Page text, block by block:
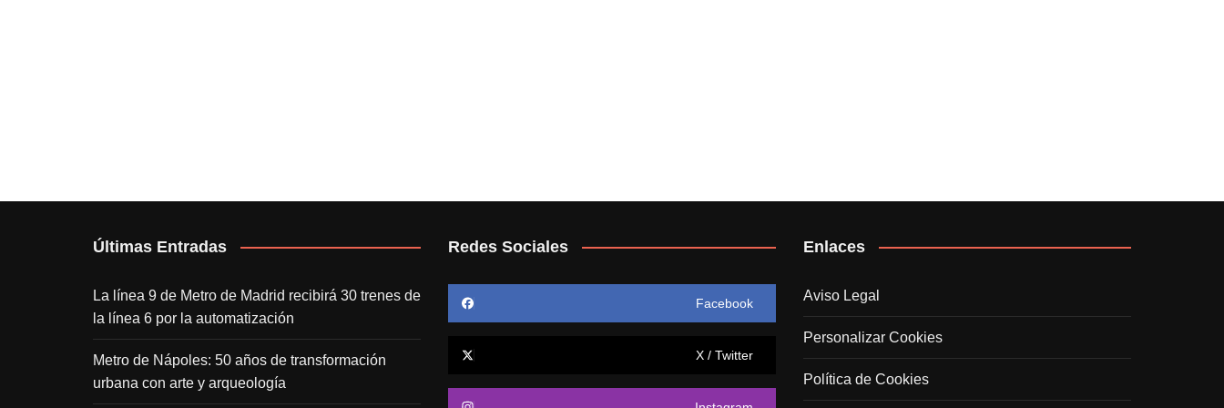
Últimas Entradas
La línea 9 de Metro de Madrid recibirá 30 trenes de
la línea 6 por la automatización
Metro de Nápoles: 50 años de transformación
urbana con arte y arqueología
Redes Sociales
Facebook
X / Twitter
Enlaces
Aviso Legal
Personalizar Cookies
Política de Cookies